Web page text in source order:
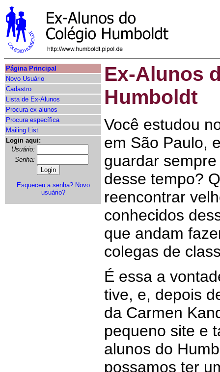
Página Principal
Novo Usuário
Cadastro
Lista de Ex-Alunos
Procura ex-alunos
Procura específica
Mailing List
Login aqui:
Usuário:
Senha:
Esqueceu a senha? Novo
usuário?
Ex-Alunos
Humboldt
Você estudou
em São Paulo,
guardar
desse tempo?
reencontrar
conhecidos
que andam
colegas de
É essa a
tive, e, depois
da Carmen
pequeno site e
alunos do
possamos ter